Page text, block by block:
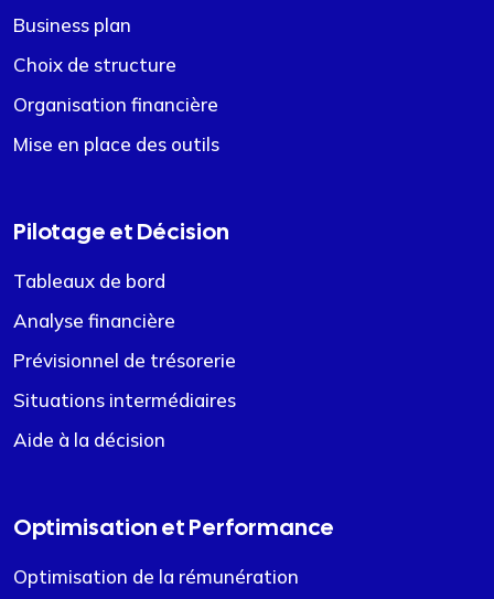
Business plan
Choix de structure
Organisation financière
Mise en place des outils
Pilotage et Décision
Tableaux de bord
Analyse financière
Prévisionnel de trésorerie
Situations intermédiaires
Aide à la décision
Optimisation et Performance
Optimisation de la rémunération